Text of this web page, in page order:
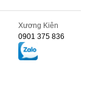
Xương Kiên
0901 375 836